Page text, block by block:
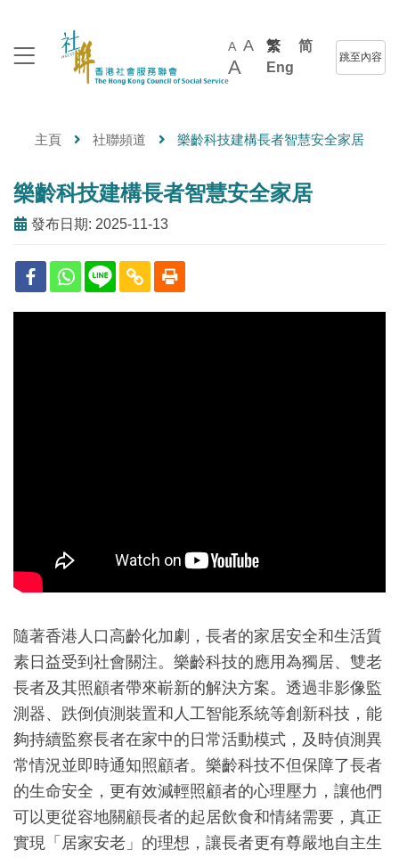
A A
A
繁
简
Eng
跳至內容
主頁 社聯頻道 樂齡科技建構長者智慧安全家居
樂齡科技建構長者智慧安全家居
發布日期: 2025-11-13
隨著香港人口高齡化加劇，長者的家居安全和生活質
素日益受到社會關注。樂齡科技的應用為獨居、雙老
長者及其照顧者帶來嶄新的解決方案。透過非影像監
測器、跌倒偵測裝置和人工智能系統等創新科技，能
夠持續監察長者在家中的日常活動模式，及時偵測異
常情況並即時通知照顧者。樂齡科技不但保障了長者
的生命安全，更有效減輕照顧者的心理壓力，讓他們
可以更從容地關顧長者的起居飲食和情緒需要，真正
實現「居家安老」的理想，讓長者更有尊嚴地自主生